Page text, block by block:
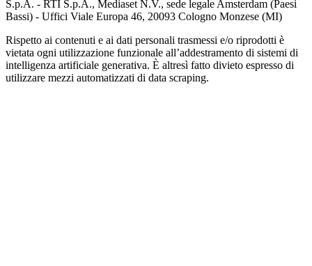
S.p.A. - RTI S.p.A., Mediaset N.V., sede legale Amsterdam (Paesi
Bassi) - Uffici Viale Europa 46, 20093 Cologno Monzese (MI)
Rispetto ai contenuti e ai dati personali trasmessi e/o riprodotti è
vietata ogni utilizzazione funzionale all’addestramento di sistemi di
intelligenza artificiale generativa. È altresì fatto divieto espresso di
utilizzare mezzi automatizzati di data scraping.